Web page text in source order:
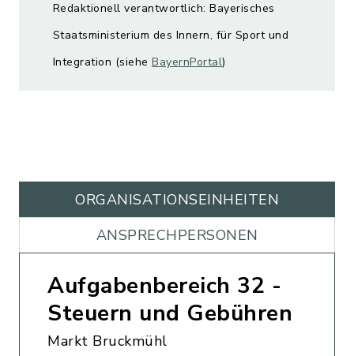
Redaktionell verantwortlich: Bayerisches
Staatsministerium des Innern, für Sport und
Integration (siehe BayernPortal)
ORGANISATIONS­EINHEITEN
ANSPRECHPERSONEN
Aufgabenbereich 32 -
Steuern und Gebühren
Markt Bruckmühl